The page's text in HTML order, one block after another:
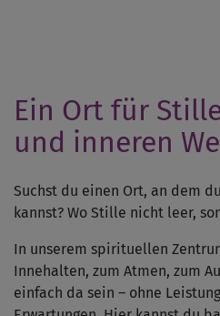
Ein Ort für
und inneren
Suchst du einen Ort, an dem
kannst? Wo Stille nicht leer,
In unserem spirituellen
Innehalten, zum Atmen, zum
einfach da sein – ohne